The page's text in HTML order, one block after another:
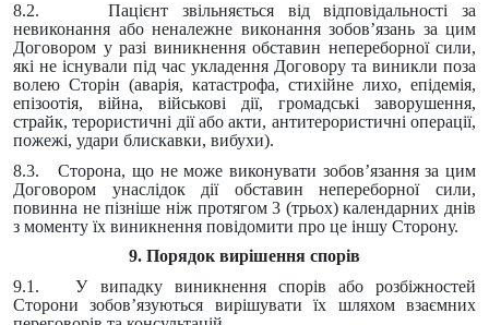
8.2. Пацієнт звільняється від відповідальності за
невиконання або неналежне виконання зобов’язань за цим
Договором у разі виникнення обставин непереборної сили,
які не існували під час укладення Договору та виникли поза
волею Сторін (аварія, катастрофа, стихійне лихо, епідемія,
епізоотія, війна, військові дії, громадські заворушення,
страйк, терористичні дії або акти, антитерористичні операції,
пожежі, удари блискавки, вибухи).
8.3. Сторона, що не може виконувати зобов’язання за цим
Договором унаслідок дії обставин непереборної сили,
повинна не пізніше ніж протягом 3 (трьох) календарних днів
з моменту їх виникнення повідомити про це іншу Сторону.
9. Порядок вирішення спорів
9.1. У випадку виникнення спорів або розбіжностей
Сторони зобов’язуються вирішувати їх шляхом взаємних